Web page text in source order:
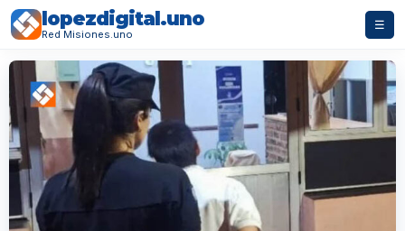
lopezdigital.uno
Red Misiones.uno
☰